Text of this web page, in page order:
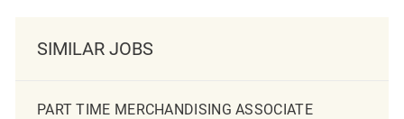
SIMILAR JOBS
PART TIME MERCHANDISING ASSOCIATE